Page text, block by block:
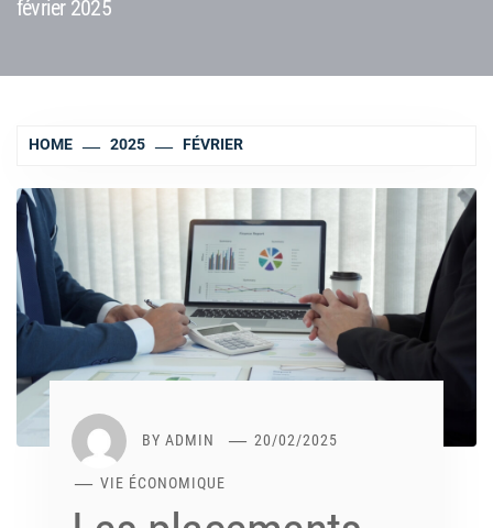
février 2025
HOME 2025 FÉVRIER
BY ADMIN 20/02/2025
VIE ÉCONOMIQUE